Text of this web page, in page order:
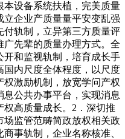
设备系统扶植，完美质量
企业产质量量平安变乱强
轨制，立异第三方质量评
先辈的质量办理方式。全
和监视轨制，培育成长手
内尺度全体程度，以尺度
激励机制，放宽学问产权
公共办事平台，实现消息
高质量成长。2．深切推
监管范畴简政放权相关政
事轨制，企业名称核准、